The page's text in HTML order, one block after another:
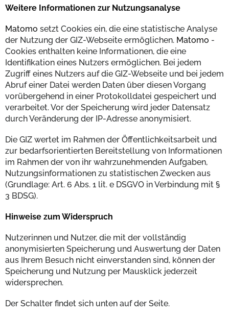
Weitere Informationen zur Nutzungsanalyse
Matomo setzt Cookies ein, die eine statistische Analyse
der Nutzung der GIZ-Webseite ermöglichen. Matomo -
Cookies enthalten keine Informationen, die eine
Identifikation eines Nutzers ermöglichen. Bei jedem
Zugriff eines Nutzers auf die GIZ-Webseite und bei jedem
Abruf einer Datei werden Daten über diesen Vorgang
vorübergehend in einer Protokolldatei gespeichert und
verarbeitet. Vor der Speicherung wird jeder Datensatz
durch Veränderung der IP-Adresse anonymisiert.
Die GIZ wertet im Rahmen der Öffentlichkeitsarbeit und
zur bedarfsorientierten Bereitstellung von Informationen
im Rahmen der von ihr wahrzunehmenden Aufgaben,
Nutzungsinformationen zu statistischen Zwecken aus
(Grundlage: Art. 6 Abs. 1 lit. e DSGVO in Verbindung mit §
3 BDSG).
Hinweise zum Widerspruch
Nutzerinnen und Nutzer, die mit der vollständig
anonymisierten Speicherung und Auswertung der Daten
aus Ihrem Besuch nicht einverstanden sind, können der
Speicherung und Nutzung per Mausklick jederzeit
widersprechen.
Der Schalter findet sich unten auf der Seite.